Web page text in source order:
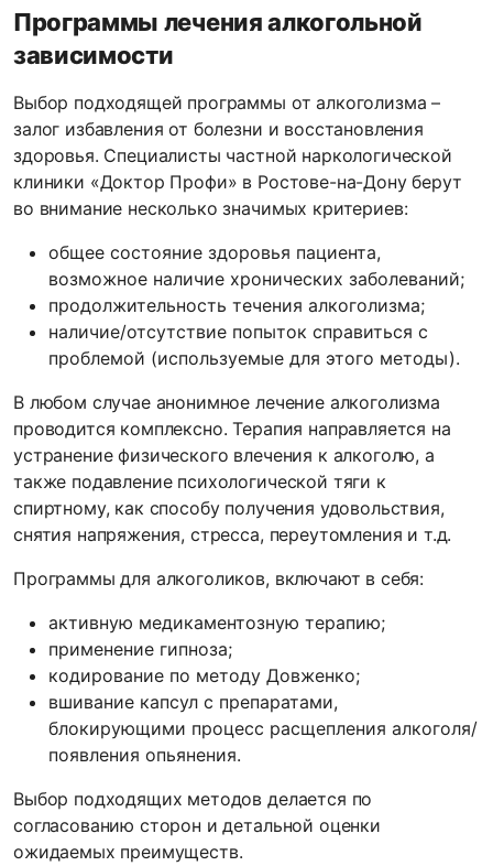
Программы лечения алкогольной
зависимости
Выбор подходящей программы от алкоголизма –
залог избавления от болезни и восстановления
здоровья. Специалисты частной наркологической
клиники «Доктор Профи» в Ростове-на-Дону берут
во внимание несколько значимых критериев:
общее состояние здоровья пациента,
возможное наличие хронических заболеваний;
продолжительность течения алкоголизма;
наличие/отсутствие попыток справиться с
проблемой (используемые для этого методы).
В любом случае анонимное лечение алкоголизма
проводится комплексно. Терапия направляется на
устранение физического влечения к алкоголю, а
также подавление психологической тяги к
спиртному, как способу получения удовольствия,
снятия напряжения, стресса, переутомления и т.д.
Программы для алкоголиков, включают в себя:
активную медикаментозную терапию;
применение гипноза;
кодирование по методу Довженко;
вшивание капсул с препаратами,
блокирующими процесс расщепления алкоголя/
появления опьянения.
Выбор подходящих методов делается по
согласованию сторон и детальной оценки
ожидаемых преимуществ.